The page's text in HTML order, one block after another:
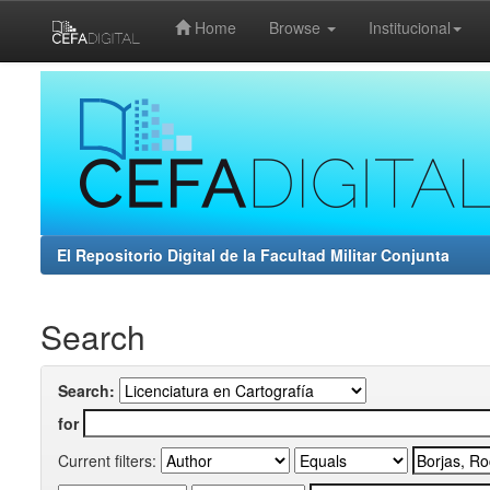
Home Browse Institucional
El Repositorio Digital de la Facultad Militar Conjunta
Search
Search:
for
Current filters: